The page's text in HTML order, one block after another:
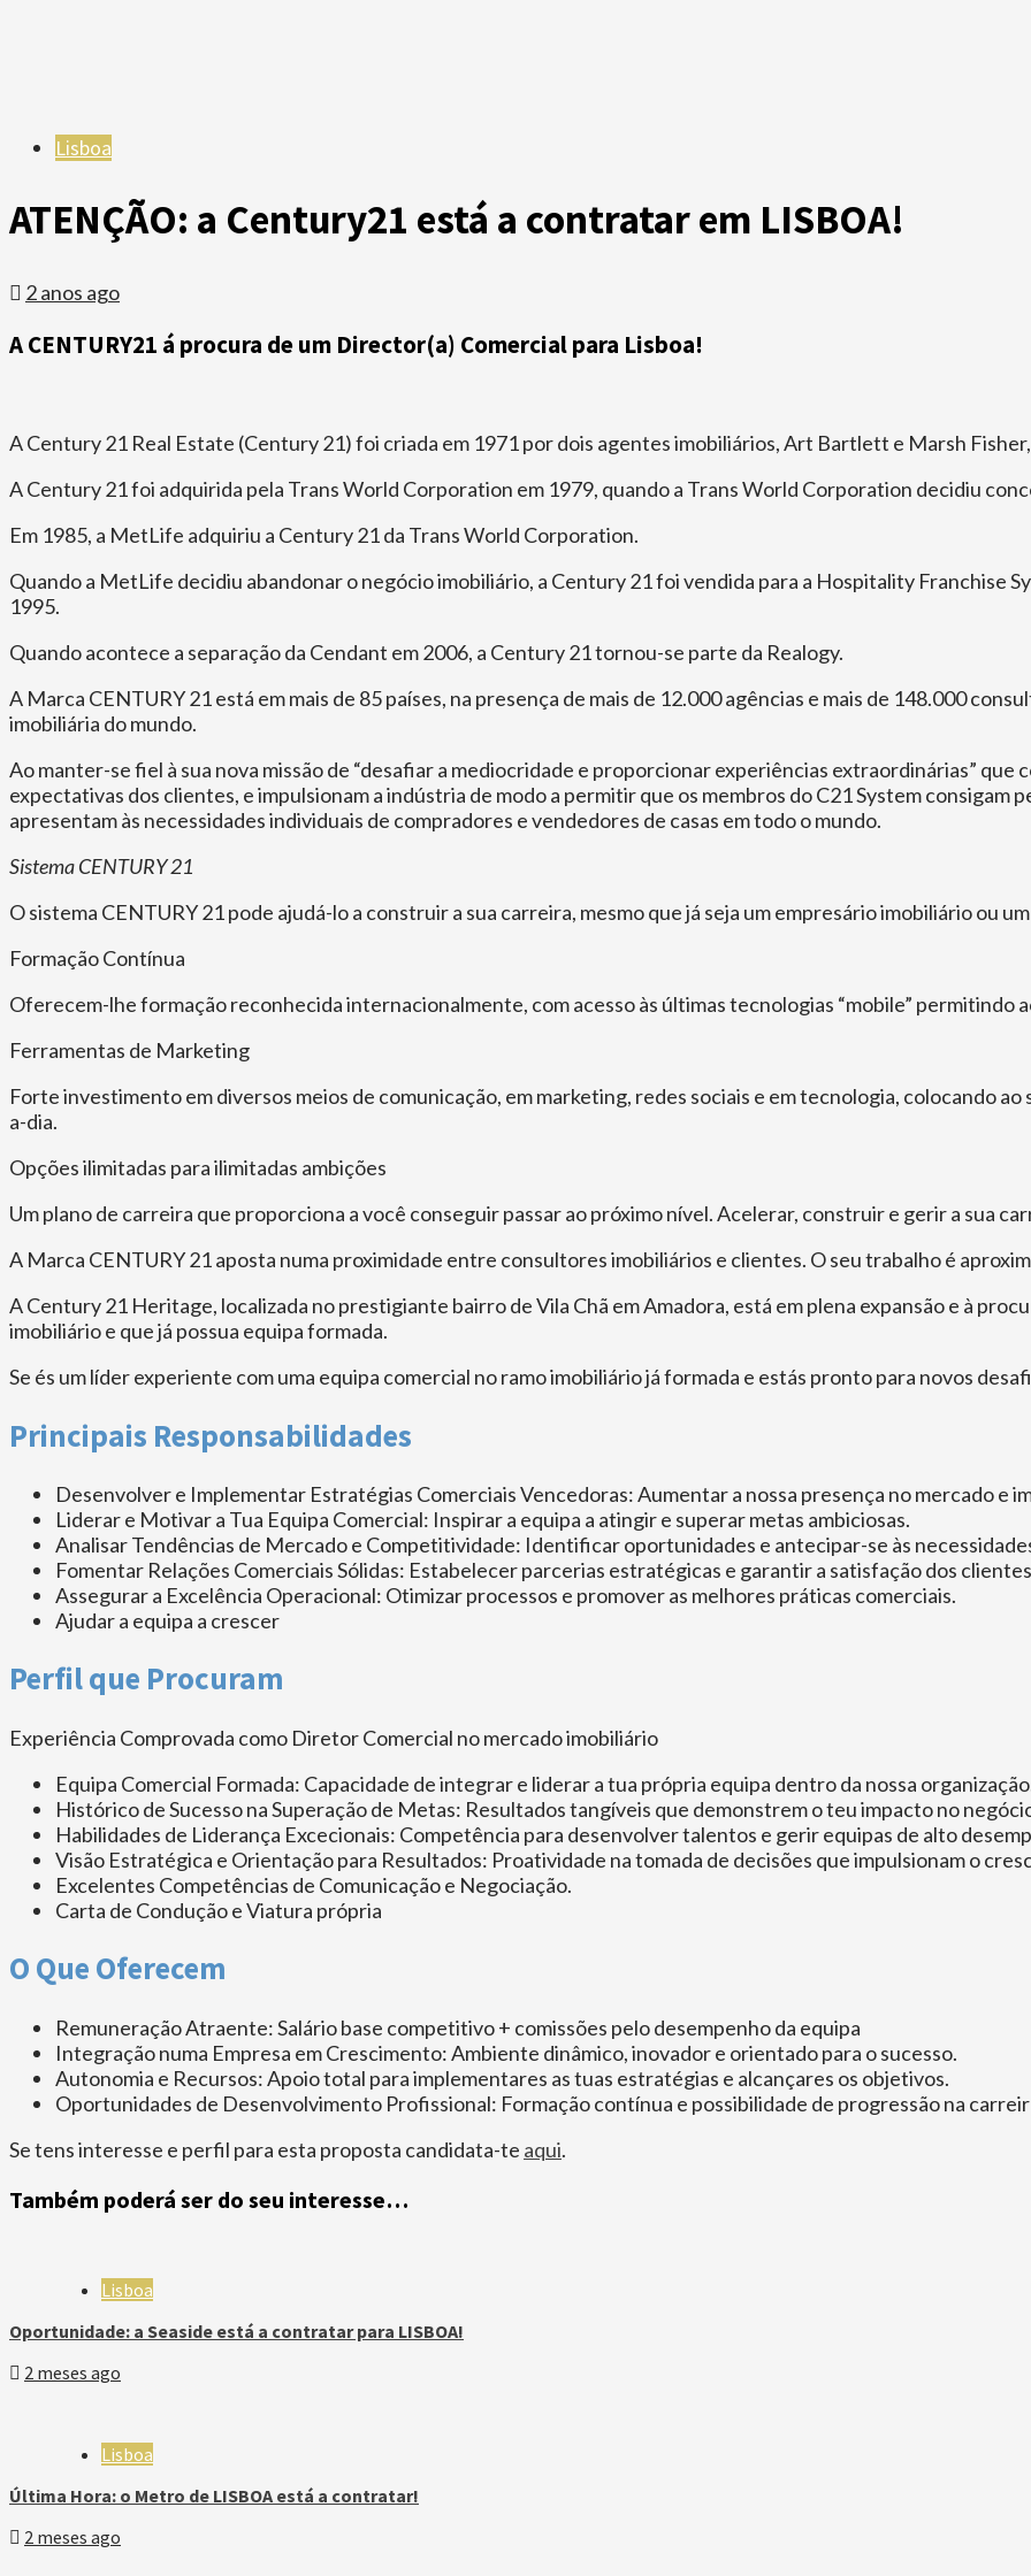
Lisboa
ATENÇÃO: a Century21 está a contratar em LISBOA!
2 anos ago
A CENTURY21 á procura de um Director(a) Comercial para Lisboa!
A Century 21 Real Estate (Century 21) foi criada em 1971 por dois agentes imobiliários, Art Bartlett e Marsh
A Century 21 foi adquirida pela Trans World Corporation em 1979, quando a Trans World Corporation decidiu
Em 1985, a MetLife adquiriu a Century 21 da Trans World Corporation.
Quando a MetLife decidiu abandonar o negócio imobiliário, a Century 21 foi vendida para a Hospitality Franchise
1995.
Quando acontece a separação da Cendant em 2006, a Century 21 tornou-se parte da Realogy.
A Marca CENTURY 21 está em mais de 85 países, na presença de mais de 12.000 agências e mais de 148.000
imobiliária do mundo.
Ao manter-se fiel à sua nova missão de “desafiar a mediocridade e proporcionar experiências extraordinárias”
expectativas dos clientes, e impulsionam a indústria de modo a permitir que os membros do C21 System consigam
apresentam às necessidades individuais de compradores e vendedores de casas em todo o mundo.
Sistema CENTURY 21
O sistema CENTURY 21 pode ajudá-lo a construir a sua carreira, mesmo que já seja um empresário imobiliário ou
Formação Contínua
Oferecem-lhe formação reconhecida internacionalmente, com acesso às últimas tecnologias “mobile” permitindo
Ferramentas de Marketing
Forte investimento em diversos meios de comunicação, em marketing, redes sociais e em tecnologia, colocando
a-dia.
Opções ilimitadas para ilimitadas ambições
Um plano de carreira que proporciona a você conseguir passar ao próximo nível. Acelerar, construir e gerir a sua
A Marca CENTURY 21 aposta numa proximidade entre consultores imobiliários e clientes. O seu trabalho é
A Century 21 Heritage, localizada no prestigiante bairro de Vila Chã em Amadora, está em plena expansão e à
imobiliário e que já possua equipa formada.
Se és um líder experiente com uma equipa comercial no ramo imobiliário já formada e estás pronto para novos
Principais Responsabilidades
Desenvolver e Implementar Estratégias Comerciais Vencedoras: Aumentar a nossa presença no mercado e
Liderar e Motivar a Tua Equipa Comercial: Inspirar a equipa a atingir e superar metas ambiciosas.
Analisar Tendências de Mercado e Competitividade: Identificar oportunidades e antecipar-se às
Fomentar Relações Comerciais Sólidas: Estabelecer parcerias estratégicas e garantir a satisfação dos
Assegurar a Excelência Operacional: Otimizar processos e promover as melhores práticas comerciais.
Ajudar a equipa a crescer
Perfil que Procuram
Experiência Comprovada como Diretor Comercial no mercado imobiliário
Equipa Comercial Formada: Capacidade de integrar e liderar a tua própria equipa dentro da nossa
Histórico de Sucesso na Superação de Metas: Resultados tangíveis que demonstrem o teu impacto no
Habilidades de Liderança Excecionais: Competência para desenvolver talentos e gerir equipas de alto
Visão Estratégica e Orientação para Resultados: Proatividade na tomada de decisões que impulsionam o
Excelentes Competências de Comunicação e Negociação.
Carta de Condução e Viatura própria
O Que Oferecem
Remuneração Atraente: Salário base competitivo + comissões pelo desempenho da equipa
Integração numa Empresa em Crescimento: Ambiente dinâmico, inovador e orientado para o sucesso.
Autonomia e Recursos: Apoio total para implementares as tuas estratégias e alcançares os objetivos.
Oportunidades de Desenvolvimento Profissional: Formação contínua e possibilidade de progressão na
Se tens interesse e perfil para esta proposta candidata-te aqui.
Também poderá ser do seu interesse…
Lisboa
Oportunidade: a Seaside está a contratar para LISBOA!
2 meses ago
Lisboa
Última Hora: o Metro de LISBOA está a contratar!
2 meses ago